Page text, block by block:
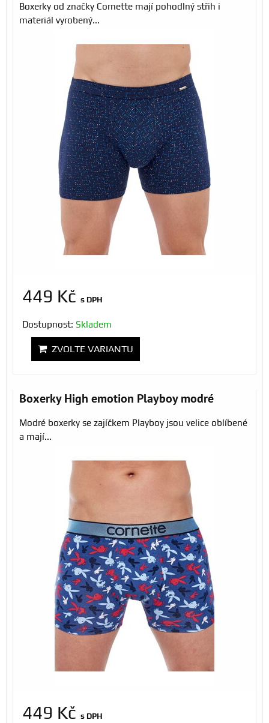
Boxerky od značky Cornette mají pohodlný střih i
materiál vyrobený...
449 Kč s DPH
Dostupnost: Skladem
ZVOLTE VARIANTU
Boxerky High emotion Playboy modré
Modré boxerky se zajíčkem Playboy jsou velice oblíbené
a mají...
449 Kč s DPH